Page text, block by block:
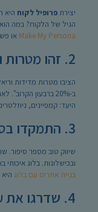
יצירת פרופיל לקוח היא
הגיל של הלקוח? במה
Make My Persona או
2. זהו מטרות וכלים
הציבו מטרות מדידות
ב-20% ברבעון
היעד: קמפיינים,
3. התמקדו בסיפור
שיווק טוב מספר סיפור.
ובכישלונות. בלוג
בניית אתרים עם בלוגהיא
4. שדרגו את ערוצי הדיגיטל שלכם